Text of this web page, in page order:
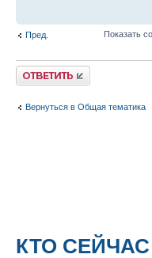
Пред. Показать
Ответить
Вернуться в Общая тематика
КТО